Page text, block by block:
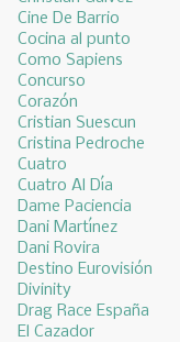
Cine De Barrio
Cocina al punto
Como Sapiens
Concurso
Corazón
Cristian Suescun
Cristina Pedroche
Cuatro
Cuatro Al Día
Dame Paciencia
Dani Martínez
Dani Rovira
Destino Eurovisión
Divinity
Drag Race España
El Cazador